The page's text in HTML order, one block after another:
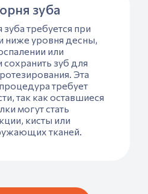
зуба
требуется при
ниже уровня десны,
или
зуб для
Эта
требует
так как оставшиеся
могут стать
кисты или
тканей.